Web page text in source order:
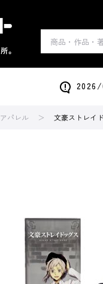
2026/
アパレル 文豪ストレイ